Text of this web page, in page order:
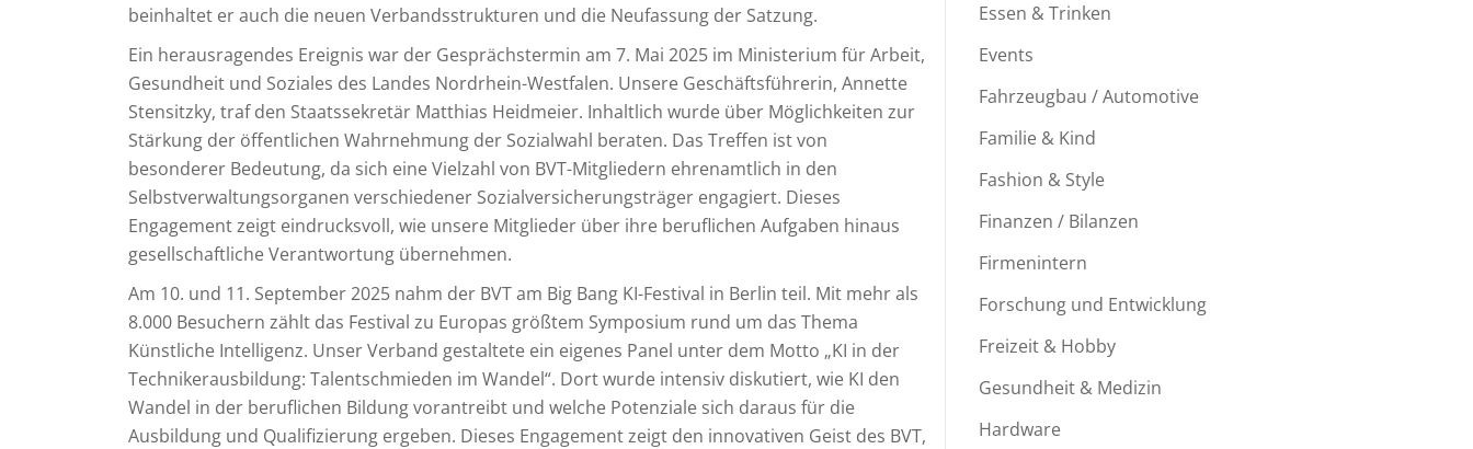
beinhaltet er auch die neuen Verbandsstrukturen und die Neufassung der Satzung.
Ein herausragendes Ereignis war der Gesprächstermin am 7. Mai 2025 im Ministerium für Arbeit,
Gesundheit und Soziales des Landes Nordrhein-Westfalen. Unsere Geschäftsführerin, Annette
Stensitzky, traf den Staatssekretär Matthias Heidmeier. Inhaltlich wurde über Möglichkeiten zur
Stärkung der öffentlichen Wahrnehmung der Sozialwahl beraten. Das Treffen ist von
besonderer Bedeutung, da sich eine Vielzahl von BVT-Mitgliedern ehrenamtlich in den
Selbstverwaltungsorganen verschiedener Sozialversicherungsträger engagiert. Dieses
Engagement zeigt eindrucksvoll, wie unsere Mitglieder über ihre beruflichen Aufgaben hinaus
gesellschaftliche Verantwortung übernehmen.
Am 10. und 11. September 2025 nahm der BVT am Big Bang KI-Festival in Berlin teil. Mit mehr als
8.000 Besuchern zählt das Festival zu Europas größtem Symposium rund um das Thema
Künstliche Intelligenz. Unser Verband gestaltete ein eigenes Panel unter dem Motto „KI in der
Technikerausbildung: Talentschmieden im Wandel“. Dort wurde intensiv diskutiert, wie KI den
Wandel in der beruflichen Bildung vorantreibt und welche Potenziale sich daraus für die
Ausbildung und Qualifizierung ergeben. Dieses Engagement zeigt den innovativen Geist des BVT,
Essen & Trinken
Events
Fahrzeugbau / Automotive
Familie & Kind
Fashion & Style
Finanzen / Bilanzen
Firmenintern
Forschung und Entwicklung
Freizeit & Hobby
Gesundheit & Medizin
Hardware